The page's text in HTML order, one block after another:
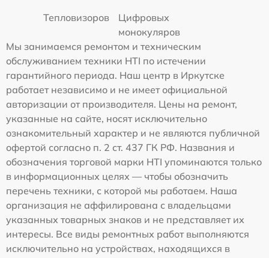
Тепловизоров
Цифровых
монокуляров
Мы занимаемся ремонтом и техническим
обслуживанием техники HTI по истечении
гарантийного периода. Наш центр в Иркутске
работает независимо и не имеет официальной
авторизации от производителя. Цены на ремонт,
указанные на сайте, носят исключительно
ознакомительный характер и не являются публичной
офертой согласно п. 2 ст. 437 ГК РФ. Названия и
обозначения торговой марки HTI упоминаются только
в информационных целях — чтобы обозначить
перечень техники, с которой мы работаем. Наша
организация не аффилирована с владельцами
указанных товарных знаков и не представляет их
интересы. Все виды ремонтных работ выполняются
исключительно на устройствах, находящихся в